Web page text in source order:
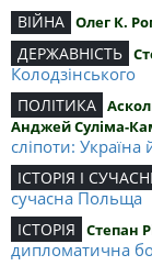
ВІЙНА Олег К.
ДЕРЖАВНІСТЬ
Колодзінського
ПОЛІТИКА
Анджей Суліма-
сліпоти: Україна
ІСТОРІЯ І
сучасна Польща
ІСТОРІЯ Степан
дипломатична